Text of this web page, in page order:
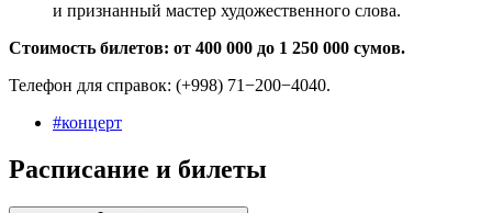
и признанный мастер художественного слова.
Стоимость билетов: от 400 000 до 1 250 000 сумов.
Телефон для справок: (+998) 71−200−4040.
#концерт
Расписание и билеты